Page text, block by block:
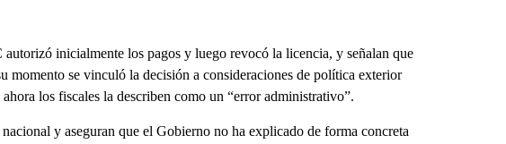
inicialmente los pagos y luego revocó la licencia, y señalan que
momento se vinculó la decisión a consideraciones de política exterior
los fiscales la describen como un “error administrativo”.
y aseguran que el Gobierno no ha explicado de forma concreta